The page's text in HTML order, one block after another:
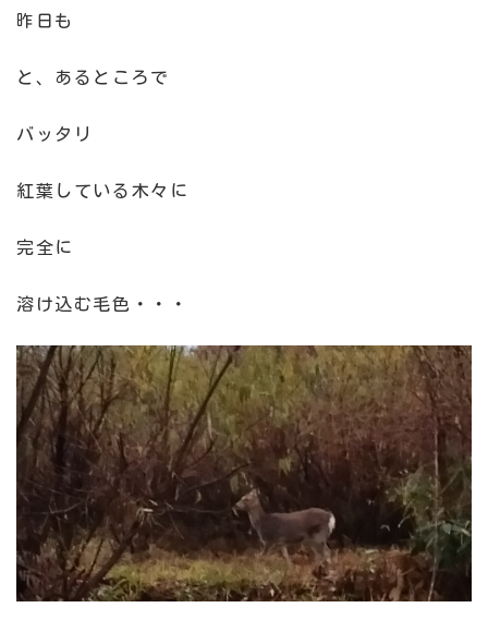
昨日も
と、あるところで
バッタリ
紅葉している木々に
完全に
溶け込む毛色・・・